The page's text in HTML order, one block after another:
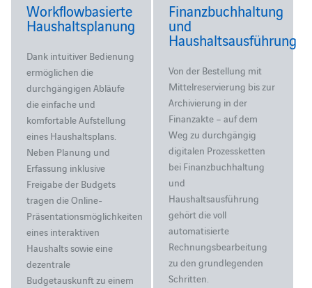
Workflowbasierte
Haushaltsplanung
Dank intuitiver Bedienung
ermöglichen die
durchgängigen Abläufe
die einfache und
komfortable Aufstellung
eines Haushaltsplans.
Neben Planung und
Erfassung inklusive
Freigabe der Budgets
tragen die Online-
Präsentationsmöglichkeiten
eines interaktiven
Haushalts sowie eine
dezentrale
Budgetauskunft zu einem
Finanzbuchhaltung
und
Haushaltsausführung
Von der Bestellung mit
Mittelreservierung bis zur
Archivierung in der
Finanzakte – auf dem
Weg zu durchgängig
digitalen Prozessketten
bei Finanzbuchhaltung
und
Haushaltsausführung
gehört die voll
automatisierte
Rechnungsbearbeitung
zu den grundlegenden
Schritten.